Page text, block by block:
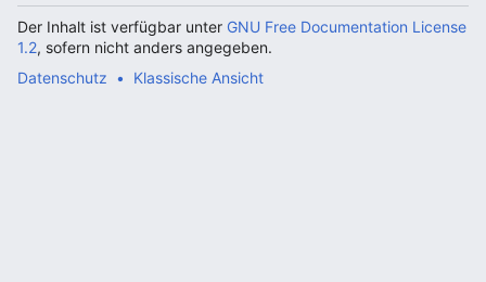
Der Inhalt ist verfügbar unter GNU Free Documentation License
1.2, sofern nicht anders angegeben.
Datenschutz
Klassische Ansicht